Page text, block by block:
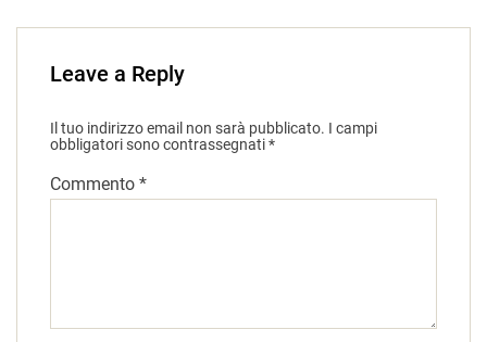
Leave a Reply
Il tuo indirizzo email non sarà pubblicato. I campi
obbligatori sono contrassegnati*
Commento *